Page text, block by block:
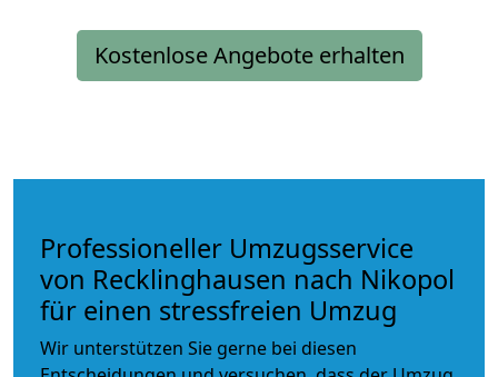
Kostenlose Angebote erhalten
Professioneller Umzugsservice
von Recklinghausen nach Nikopol
für einen stressfreien Umzug
Wir unterstützen Sie gerne bei diesen